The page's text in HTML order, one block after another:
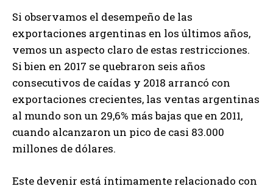
Si observamos el desempeño de las
exportaciones argentinas en los últimos años,
vemos un aspecto claro de estas restricciones.
Si bien en 2017 se quebraron seis años
consecutivos de caídas y 2018 arrancó con
exportaciones crecientes, las ventas argentinas
al mundo son un 29,6% más bajas que en 2011,
cuando alcanzaron un pico de casi 83.000
millones de dólares.
Este devenir está íntimamente relacionado con